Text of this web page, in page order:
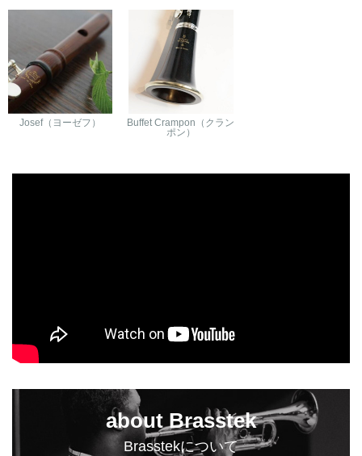
Josef（ヨーゼフ）
Buffet Crampon（クラン
ポン）
about Brasstek
Brasstekについて